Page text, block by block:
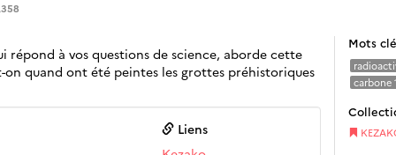
répond à vos questions de science, aborde cette
quand ont été peintes les grottes préhistoriques
Liens
Mots
carbone